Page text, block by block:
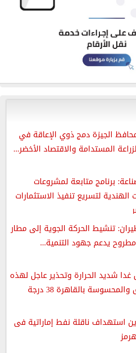
الجيزة دمج ذوي الإعاقة في
المستدامة والاقتصاد الأخضر...
برنامج متابعة لمشروعات
الهندية لتسريع تنفيذ الاستثمارات
تنشيط الحركة الجوية إلى مطار
يدعم جهود التنمية...
شديد الحرارة وتحذير عاجل لهذه
بالقاهرة 38 درجة
استهداف ناقلة نفط إماراتية فى